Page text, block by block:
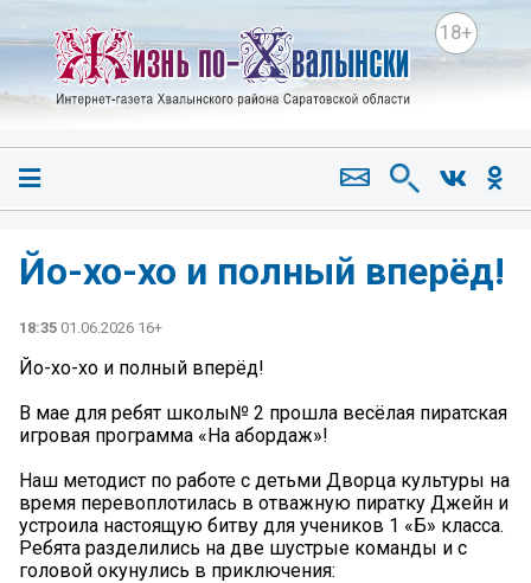
18+
Йо-хо-хо и полный вперёд!
18:35 01.06.2026 16+
Йо-хо-хо и полный вперёд!
️В мае для ребят школы№ 2 прошла весёлая пиратская
игровая программа «На абордаж»!
Наш методист по работе с детьми Дворца культуры на
время перевоплотилась в отважную пиратку Джейн и
устроила настоящую битву для учеников 1 «Б» класса.
Ребята разделились на две шустрые команды и с
головой окунулись в приключения: